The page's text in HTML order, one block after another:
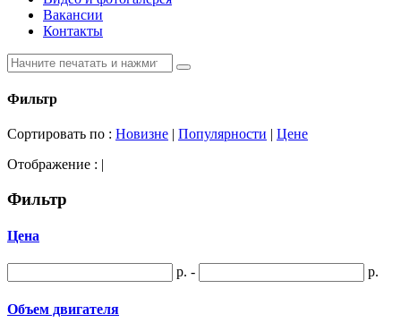
Вакансии
Контакты
Фильтр
Сортировать по : Новизне | Популярности | Цене
Отображение : |
Фильтр
Цена
р. - р.
Объем двигателя